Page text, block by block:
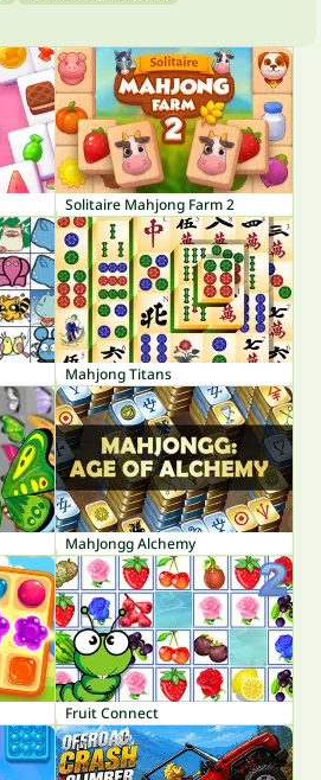
Solitaire Mahjong Farm 2
Mahjong Titans
MahJongg Alchemy
Fruit Connect